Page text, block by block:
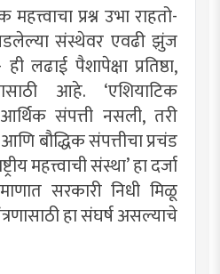
महत्त्वाचा प्रश्न उभा राहतो-
संस्थेवर एवढी झुंज
लढाई पैशापेक्षा प्रतिष्ठा,
आहे. ‘एशियाटिक
संपत्ती नसली, तरी
बौद्धिक संपत्तीचा प्रचंड
महत्त्वाची संस्था’ हा दर्जा
सरकारी निधी मिळू
हा संघर्ष असल्याचे